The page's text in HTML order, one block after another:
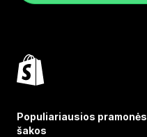
Populiariausios pramonės
šakos